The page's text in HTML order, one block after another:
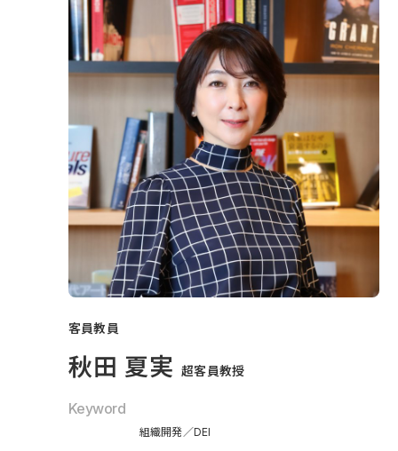
客員教員
秋田 夏実 超客員教授
Keyword
組織開発 DEI